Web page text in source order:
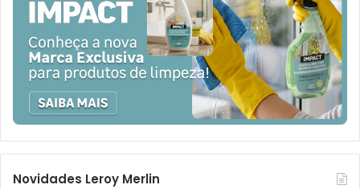
Novidades Leroy Merlin